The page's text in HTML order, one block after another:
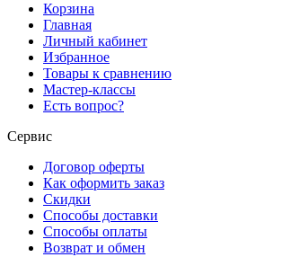
Корзина
Главная
Личный кабинет
Избранное
Товары к сравнению
Мастер-классы
Есть вопрос?
Сервис
Договор оферты
Как оформить заказ
Скидки
Способы доставки
Способы оплаты
Возврат и обмен